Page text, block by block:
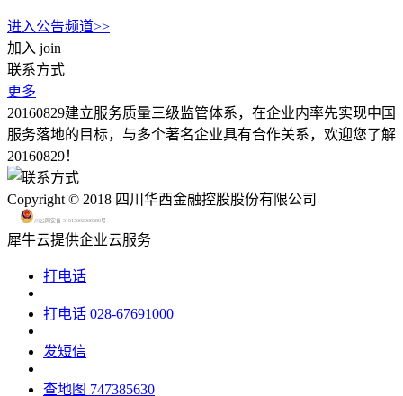
进入公告频道>>
加入 join
联系方式
更多
20160829建立服务质量三级监管体系，在企业内率先实现中国
服务落地的目标，与多个著名企业具有合作关系，欢迎您了解
20160829！
Copyright © 2018 四川华西金融控股股份有限公司
川公网安备 51015602000580号
犀牛云提供企业云服务
打电话
打电话 028-67691000
发短信
查地图 747385630